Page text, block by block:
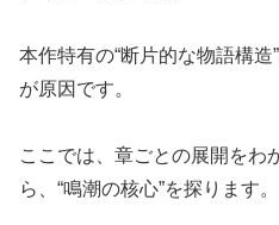
本作特有の“断片的な物語構
が原因です。
ここでは、章ごとの展開をわ
ら、“鳴潮の核心”を探ります。